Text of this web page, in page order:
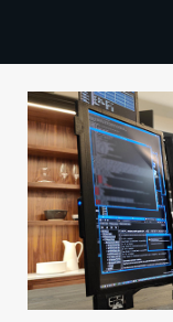
TECHBBS
TIETOA
HINTA.FI
KAUPPA
VAIHDA TEEMA